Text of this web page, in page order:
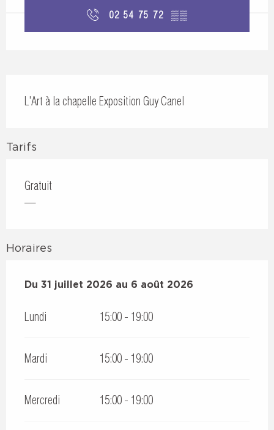
02 54 75 72 ▒▒
L'Art à la chapelle Exposition Guy Canel
Tarifs
Gratuit
—
Horaires
Du 31 juillet 2026 au 6 août 2026
Du 31 juillet 2026 au 6 août 2026
Lundi 15:00 - 19:00
Mardi 15:00 - 19:00
Mercredi 15:00 - 19:00